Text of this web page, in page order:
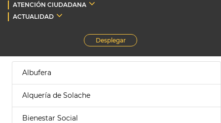
ATENCIÓN CIUDADANA
ACTUALIDAD
Desplegar
Albufera
Alquería de Solache
Bienestar Social